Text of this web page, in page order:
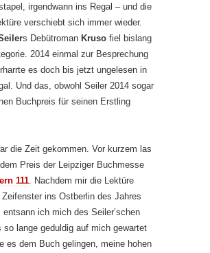
irgendwann ins Regal – und die
verschiebt sich immer wieder.
s Debütroman Kruso fiel bislang
2014 einmal zur Besprechung
es doch bis jetzt ungelesen in
Und das, obwohl Seiler 2014 sogar
Buchpreis für seinen Erstling
die Zeit gekommen. Vor kurzem las
Preis der Leipziger Buchmesse
111 . Nachdem mir die Lektüre
ins Ostberlin des Jahres
entsann ich mich des Seiler’schen
so lange geduldig auf mich gewartet
es dem Buch gelingen, meine hohen